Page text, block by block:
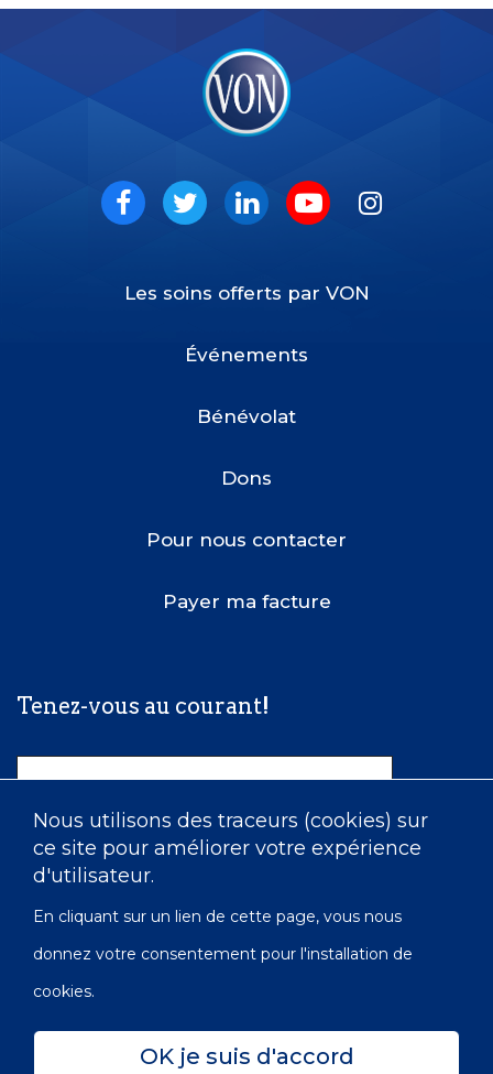
Nous utilisons des traceurs (cookies) sur
ce site pour améliorer votre expérience
d'utilisateur.
En cliquant sur un lien de cette page, vous nous
donnez votre consentement pour l'installation de
cookies.
OK je suis d'accord
Social
Les soins offerts par VON
Événements
Bénévolat
Dons
Pour nous contacter
Payer ma facture
Tenez-vous au courant!
Nom
Courriel